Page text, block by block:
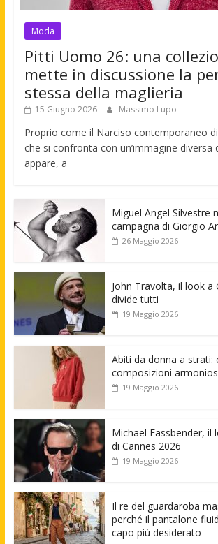
Moda
Pitti Uomo 26: una
mette in discussione la
stessa della maglieria
15 Giugno 2026 Massimo Lupo
Proprio come il Narciso contemporaneo
che si confronta con un’immagine diversa
appare, a
Miguel Angel Silvestre
campagna di Giorgio
26 Maggio 2026
John Travolta, il look a
divide tutti
19 Maggio 2026
Abiti da donna a strati:
composizioni
19 Maggio 2026
Michael Fassbender, il
di Cannes 2026
19 Maggio 2026
Il re del guardaroba
perché il pantalone
capo più desiderato